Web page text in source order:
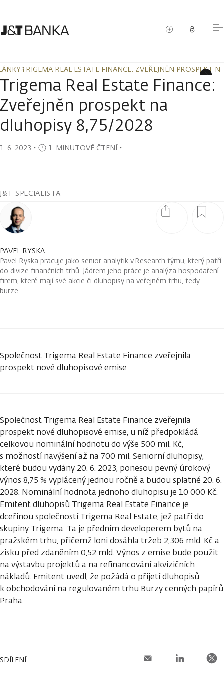
TRIGEMA REAL ESTATE FINANCE: ZVEŘEJNĚN PROSPEKT
TRIGEMA REAL ESTATE FINANCE: ZVEŘEJNĚN PROSPEKT
Trigema Real Estate Finance:
Zveřejněn prospekt na
dluhopisy 8,75/2028
1. 6. 2023 ・ 1-MINUTOVÉ ČTENÍ・
J&T SPECIALISTA
PAVEL RYSKA
Pavel Ryska pracuje jako senior analytik v Research týmu, který patří
do divize finančních trhů. Jádrem jeho práce je analýza hospodaření
firem, které mají své akcie či dluhopisy na veřejném trhu, tedy
burze.
Společnost Trigema Real Estate Finance zveřejnila
prospekt nové dluhopisové emise
Společnost Trigema Real Estate Finance zveřejnila
prospekt nové dluhopisové emise, u níž předpokládá
celkovou nominální hodnotu do výše 500 mil. Kč,
s možností navýšení až na 700 mil. Seniorní dluhopisy,
které budou vydány 20. 6. 2023, ponesou pevný úrokový
výnos 8,75 % vyplácený jednou ročně a budou splatné 20. 6.
2028. Nominální hodnota jednoho dluhopisu je 10 000 Kč.
Emitent dluhopisů Trigema Real Estate Finance je
dceřinou společností Trigema Real Estate, jež patří do
skupiny Trigema. Ta je předním developerem bytů na
pražském trhu, přičemž loni dosáhla tržeb 2,306 mld. Kč a
zisku před zdaněním 0,52 mld. Výnos z emise bude použit
na výstavbu projektů a na refinancování akvizičních
nákladů. Emitent uvedl, že požádá o přijetí dluhopisů
k obchodování na regulovaném trhu Burzy cenných papírů
Praha.
SDÍLENÍ